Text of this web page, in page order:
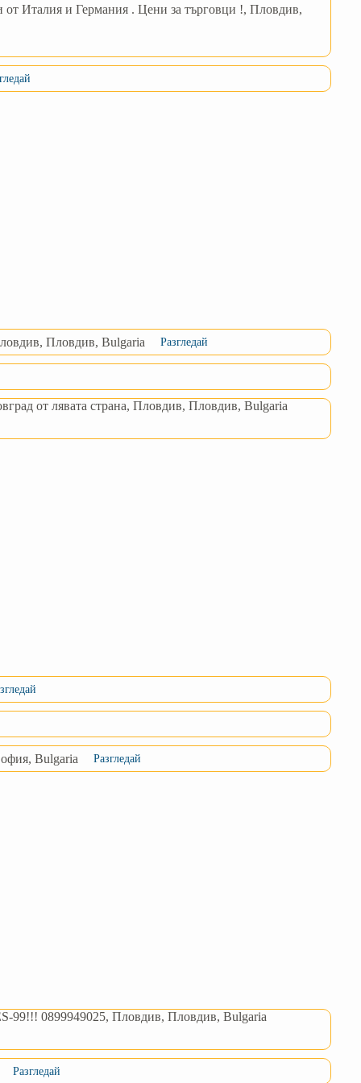
Италия и Германия . Цени за търговци !, Пловдив,
Пловдив, Bulgaria Разгледай
от лявата страна, Пловдив, Пловдив, Bulgaria
Bulgaria Разгледай
99!!! 0899949025, Пловдив, Пловдив, Bulgaria
Разгледай